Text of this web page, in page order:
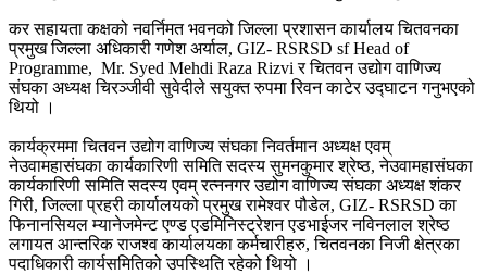
कर सहायता कक्षको नवर्निमत भवनको जिल्ला प्रशासन कार्यालय चितवनका
प्रमुख जिल्ला अधिकारी गणेश अर्याल, GIZ- RSRSD sf Head of
Programme, Mr. Syed Mehdi Raza Rizvi र चितवन उद्योग वाणिज्य
संघका अध्यक्ष चिरञ्जीवी सुवेदीले सयुक्त रुपमा रिवन काटेर उद्घाटन गनुभएको
थियो ।
कार्यक्रममा चितवन उद्योग वाणिज्य संघका निवर्तमान अध्यक्ष एवम्
नेउवामहासंघका कार्यकारिणी समिति सदस्य सुमनकुमार श्रेष्ठ, नेउवामहासंघका
कार्यकारिणी समिति सदस्य एवम् रत्ननगर उद्योग वाणिज्य संघका अध्यक्ष शंकर
गिरी, जिल्ला प्रहरी कार्यालयको प्रमुख रामेश्वर पौडेल, GIZ- RSRSD का
फिनानसियल म्यानेजमेन्ट एण्ड एडमिनिस्ट्रेशन एडभाईजर नविनलाल श्रेष्ठ
लगायत आन्तरिक राजश्व कार्यालयका कर्मचारीहरु, चितवनका निजी क्षेत्रका
पदाधिकारी कार्यसमितिको उपस्थिति रहेको थियो ।